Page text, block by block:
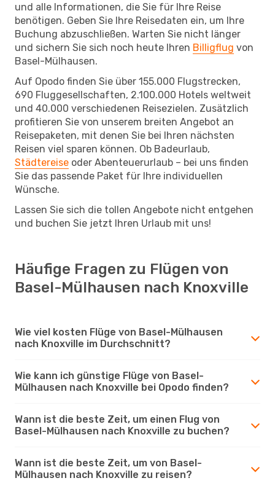
und alle Informationen, die Sie für Ihre Reise
benötigen. Geben Sie Ihre Reisedaten ein, um Ihre
Buchung abzuschließen. Warten Sie nicht länger
und sichern Sie sich noch heute Ihren Billigflug von
Basel-Mülhausen.
Auf Opodo finden Sie über 155.000 Flugstrecken,
690 Fluggesellschaften, 2.100.000 Hotels weltweit
und 40.000 verschiedenen Reisezielen. Zusätzlich
profitieren Sie von unserem breiten Angebot an
Reisepaketen, mit denen Sie bei Ihren nächsten
Reisen viel sparen können. Ob Badeurlaub,
Städtereise oder Abenteuerurlaub – bei uns finden
Sie das passende Paket für Ihre individuellen
Wünsche.
Lassen Sie sich die tollen Angebote nicht entgehen
und buchen Sie jetzt Ihren Urlaub mit uns!
Häufige Fragen zu Flügen von
Basel-Mülhausen nach Knoxville
Wie viel kosten Flüge von Basel-Mülhausen
nach Knoxville im Durchschnitt?
Wie kann ich günstige Flüge von Basel-
Mülhausen nach Knoxville bei Opodo finden?
Wann ist die beste Zeit, um einen Flug von
Basel-Mülhausen nach Knoxville zu buchen?
Wann ist die beste Zeit, um von Basel-
Mülhausen nach Knoxville zu reisen?